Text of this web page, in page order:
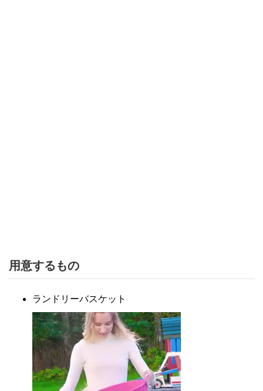
用意するもの
ランドリーバスケット